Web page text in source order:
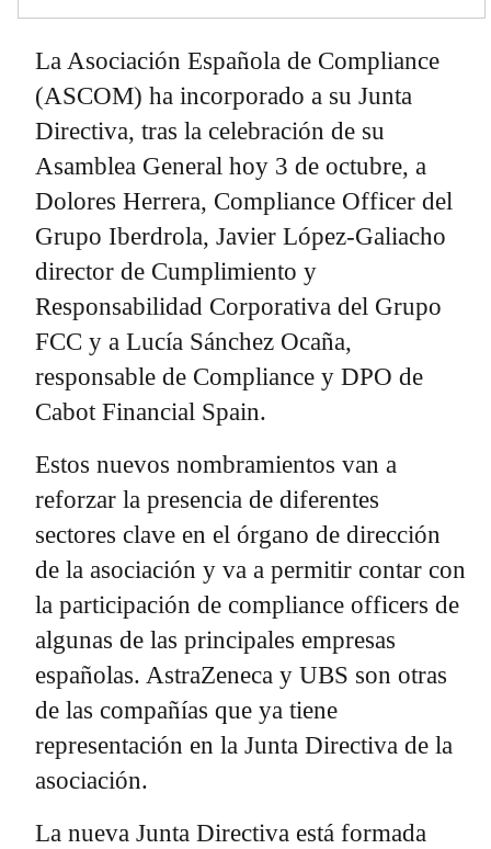
La Asociación Española de Compliance
(ASCOM) ha incorporado a su Junta
Directiva, tras la celebración de su
Asamblea General hoy 3 de octubre, a
Dolores Herrera, Compliance Officer del
Grupo Iberdrola, Javier López-Galiacho
director de Cumplimiento y
Responsabilidad Corporativa del Grupo
FCC y a Lucía Sánchez Ocaña,
responsable de Compliance y DPO de
Cabot Financial Spain.
Estos nuevos nombramientos van a
reforzar la presencia de diferentes
sectores clave en el órgano de dirección
de la asociación y va a permitir contar con
la participación de compliance officers de
algunas de las principales empresas
españolas. AstraZeneca y UBS son otras
de las compañías que ya tiene
representación en la Junta Directiva de la
asociación.
La nueva Junta Directiva está formada